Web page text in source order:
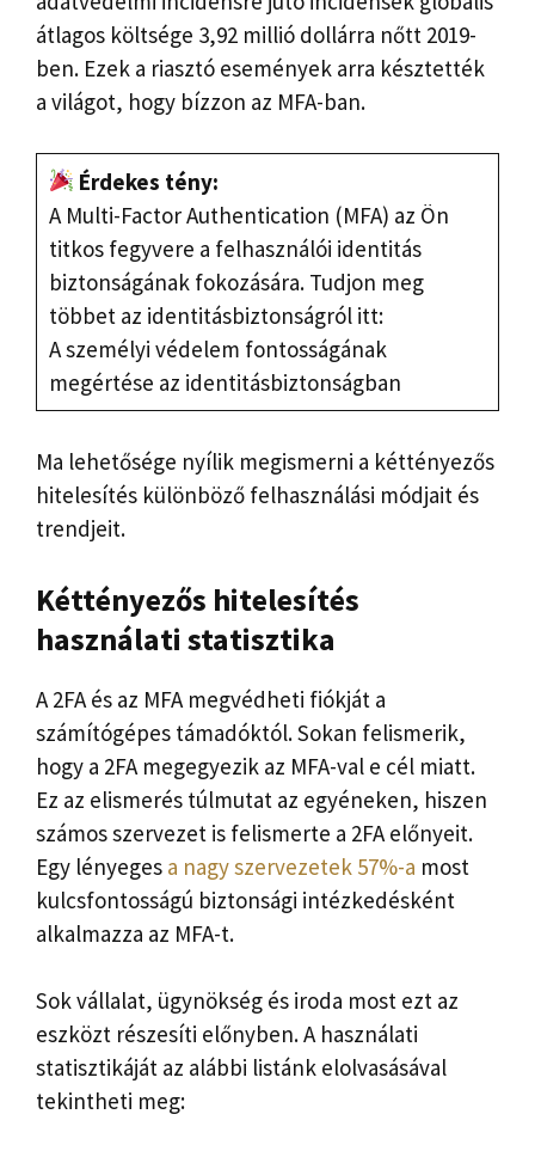
átlagos költsége 3,92 millió dollárra nőtt 2019-
ben. Ezek a riasztó események arra késztették
a világot, hogy bízzon az MFA-ban.
Érdekes tény:
A Multi-Factor Authentication (MFA) az Ön
titkos fegyvere a felhasználói identitás
biztonságának fokozására. Tudjon meg
többet az identitásbiztonságról itt:
A személyi védelem fontosságának
megértése az identitásbiztonságban
Ma lehetősége nyílik megismerni a kéttényezős
hitelesítés különböző felhasználási módjait és
trendjeit.
Kéttényezős hitelesítés
használati statisztika
A 2FA és az MFA megvédheti fiókját a
számítógépes támadóktól. Sokan felismerik,
hogy a 2FA megegyezik az MFA-val e cél miatt.
Ez az elismerés túlmutat az egyéneken, hiszen
számos szervezet is felismerte a 2FA előnyeit.
Egy lényeges a nagy szervezetek 57%-a most
kulcsfontosságú biztonsági intézkedésként
alkalmazza az MFA-t.
Sok vállalat, ügynökség és iroda most ezt az
eszközt részesíti előnyben. A használati
statisztikáját az alábbi listánk elolvasásával
tekintheti meg: